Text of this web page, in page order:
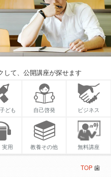
て、公開講座が探せます
ども 自己啓発 ビジネス
実用 教養その他 無料講座
TOP歯